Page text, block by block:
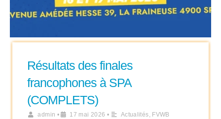
Résultats des finales
francophones à SPA
(COMPLETS)
admin • 17 mai 2026 • Actualités, FVWB